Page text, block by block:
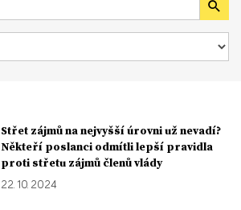
Střet zájmů na nejvyšší úrovni už nevadí?
Někteří poslanci odmítli lepší pravidla
proti střetu zájmů členů vlády
22. 10. 2024